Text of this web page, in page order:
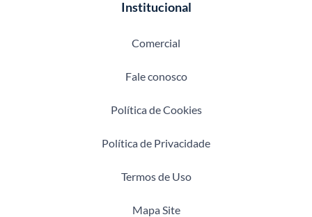
Institucional
Comercial
Fale conosco
Política de Cookies
Política de Privacidade
Termos de Uso
Mapa Site